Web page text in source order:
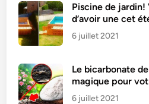
Piscine de jardin!
d’avoir une cet
6 juillet 2021
Le bicarbonate
magique pour
6 juillet 2021